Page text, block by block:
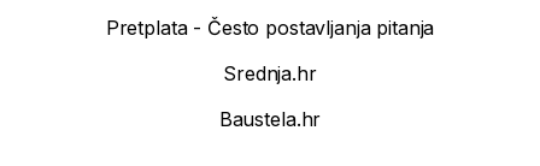
Pretplata - Često postavljanja pitanja
Srednja.hr
Baustela.hr